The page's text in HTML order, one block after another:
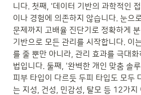
니다. 첫째, '데이터 기반의 과학적인
이나 경험에 의존하지 않습니다. 눈으
문제까지 고배율 진단기로 정확하게
기반으로 모든 관리를 시작합니다. 이
를 줄 뿐만 아니라, 관리 효과를 극대
법입니다. 둘째, '완벽한 개인 맞춤 솔
피부 타입이 다르듯 두피 타입도 모두
는 지성, 건성, 민감성, 탈모 등 12가지